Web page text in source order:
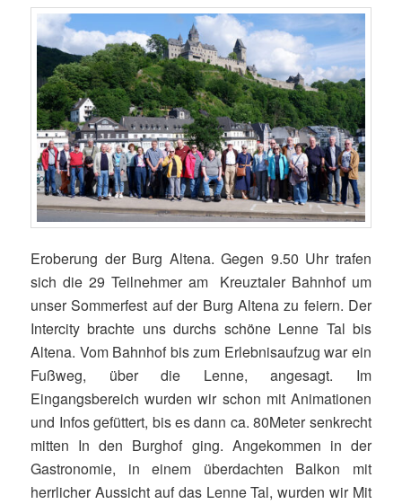
Eroberung der Burg Altena. Gegen 9.50 Uhr trafen
sich die 29 Teilnehmer am Kreuztaler Bahnhof um
unser Sommerfest auf der Burg Altena zu feiern. Der
Intercity brachte uns durchs schöne Lenne Tal bis
Altena. Vom Bahnhof bis zum Erlebnisaufzug war ein
Fußweg, über die Lenne, angesagt. Im
Eingangsbereich wurden wir schon mit Animationen
und Infos gefüttert, bis es dann ca. 80Meter senkrecht
mitten In den Burghof ging. Angekommen in der
Gastronomie, in einem überdachten Balkon mit
herrlicher Aussicht auf das Lenne Tal, wurden wir Mit